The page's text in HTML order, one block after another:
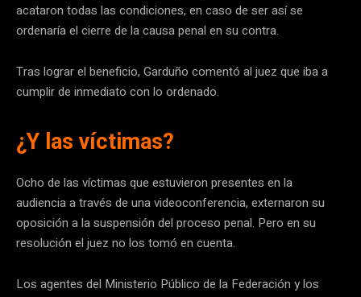
acataron todas las condiciones, en caso de ser así se
ordenaría el cierre de la causa penal en su contra.
Tras lograr el beneficio, Garduño comentó al juez que iba a
cumplir de inmediato con lo ordenado.
¿Y las víctimas?
Ocho de las víctimas que estuvieron presentes en la
audiencia a través de una videoconferencia, externaron su
oposición a la suspensión del proceso penal. Pero en su
resolución el juez no los tomó en cuenta.
Los agentes del Ministerio Público de la Federación y los